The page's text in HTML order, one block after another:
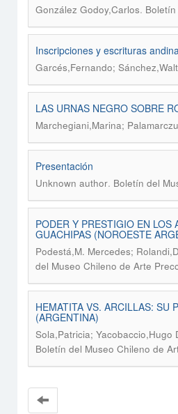
González Godoy,Carlos.
Inscripciones y escrituras
Garcés,Fernando;
LAS URNAS NEGRO SOBRE
Marchegiani,Marina;
Presentación
Unknown author. Boletín del
PODER Y PRESTIGIO EN LOS
GUACHIPAS (NOROESTE
Podestá,M. Mercedes;
del Museo Chileno de Arte
HEMATITA VS. ARCILLAS: SU
(ARGENTINA)
Sola,Patricia;
Boletín del Museo Chileno de